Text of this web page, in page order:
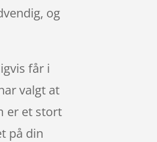
og
får i
valgt at
er et stort
på din